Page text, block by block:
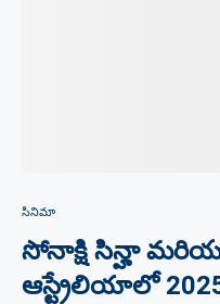
సినిమా
సోనాక్షి సిన్హా
ఆస్ట్రేలియాలో